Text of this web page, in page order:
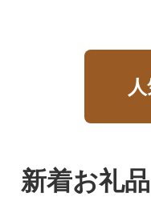
新着お礼品